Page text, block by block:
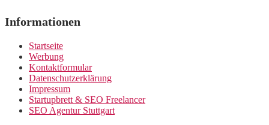
Informationen
Startseite
Werbung
Kontaktformular
Datenschutzerklärung
Impressum
Startupbrett & SEO Freelancer
SEO Agentur Stuttgart